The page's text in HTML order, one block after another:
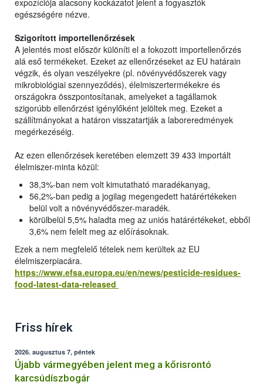
expozíciója alacsony kockázatot jelent a fogyasztók
egészségére nézve.
Szigorított importellenőrzések
A jelentés most először különíti el a fokozott importellenőrzés
alá eső termékeket. Ezeket az ellenőrzéseket az EU határain
végzik, és olyan veszélyekre (pl. növényvédőszerek vagy
mikrobiológiai szennyeződés), élelmiszertermékekre és
országokra összpontosítanak, amelyeket a tagállamok
szigorúbb ellenőrzést igénylőként jelöltek meg. Ezeket a
szállítmányokat a határon visszatartják a laboreredmények
megérkezéséig.
Az ezen ellenőrzések keretében elemzett 39 433 importált
élelmiszer-minta közül:
38,3%-ban nem volt kimutatható maradékanyag,
56,2%-ban pedig a jogilag megengedett határértékeken
belül volt a növényvédőszer-maradék.
körülbelül 5,5% haladta meg az uniós határértékeket, ebből
3,6% nem felelt meg az előírásoknak.
Ezek a nem megfelelő tételek nem kerültek az EU
élelmiszerpiacára.
https://www.efsa.europa.eu/en/news/pesticide-residues-
food-latest-data-released
Friss hírek
2026. augusztus 7, péntek
Újabb vármegyében jelent meg a kőrisrontó
karcsúdíszbogár